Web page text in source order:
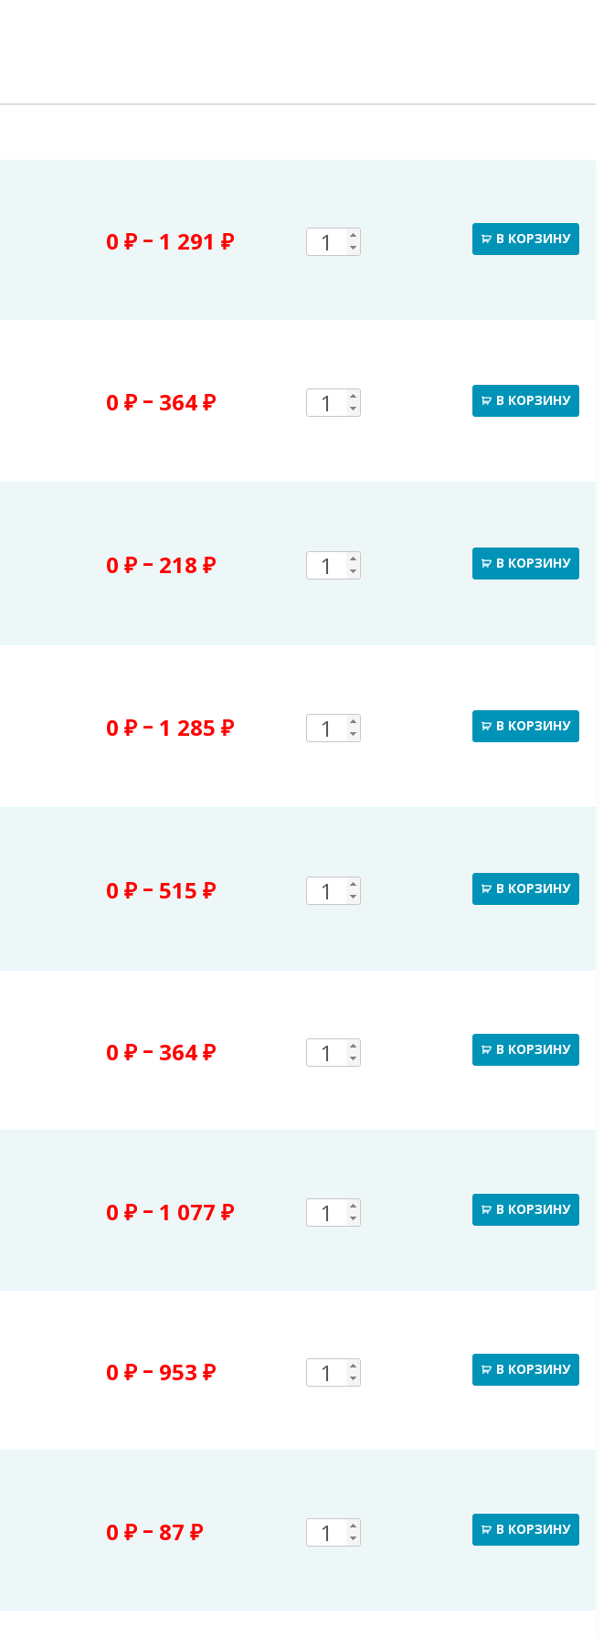
0 ₽ – 1 291 ₽
Количество
Воронка
D350Х150
В КОРЗИНУ
0 ₽ – 364₽
Количество
150mm
колено
В КОРЗИНУ
0 ₽ – 218 ₽
Количество
150mm
трубы
В КОРЗИНУ
0 ₽ – 1 285 ₽
Количество
150mm
водосточная
В КОРЗИНУ
0 ₽ – 515 ₽
Количество
150mm
водосточная
В КОРЗИНУ
0 ₽ – 364₽
Количество
150mm
трубы
В КОРЗИНУ
0 ₽ – 1 077 ₽
Количество
185mm
желоба
В КОРЗИНУ
0 ₽ – 953 ₽
Количество
185mm
желоба
В КОРЗИНУ
0 ₽ – 87 ₽
Количество
185mm
В КОРЗИНУ